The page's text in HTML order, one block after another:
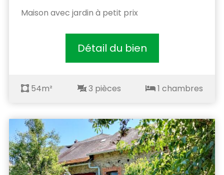
Maison avec jardin à petit prix
Détail du bien
54m² 3 pièces 1 chambres